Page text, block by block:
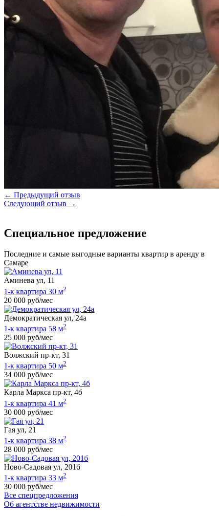
← Предыдущий отзыв
Следующий отзыв →
Специальное предложение
Последние и самые выгодные варианты квартир в аренду в
Самаре
Аминева ул, 11
1-к квартира 30 м2
20 000 руб/мес
Демократическая ул, 24а
1-к квартира 58 м2
25 000 руб/мес
Волжский пр-кт, 31
1-к квартира 50 м2
34 000 руб/мес
Карла Маркса пр-кт, 4б
1-к квартира 41 м2
30 000 руб/мес
Гая ул, 21
1-к квартира 38 м2
28 000 руб/мес
Ново-Садовая ул, 201б
1-к квартира 33 м2
30 000 руб/мес
Все спецпредложения
Об агентстве недвижимости